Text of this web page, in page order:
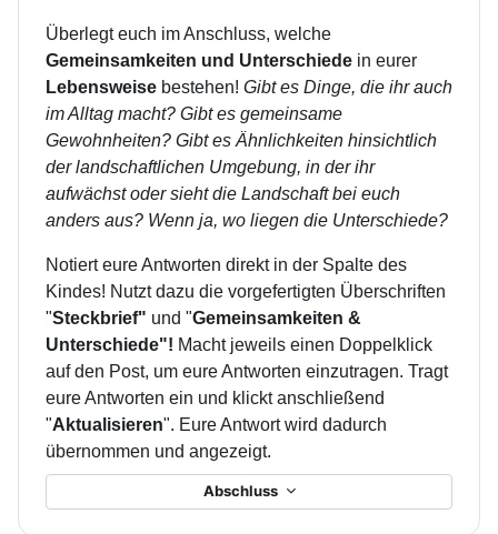
Abschluss
Überlegt euch im Anschluss, welche
Gemeinsamkeiten und Unterschiede in eurer
Lebensweise bestehen! Gibt es Dinge, die ihr auch
im Alltag macht? Gibt es gemeinsame
Gewohnheiten? Gibt es Ähnlichkeiten hinsichtlich
der landschaftlichen Umgebung, in der ihr
aufwächst oder sieht die Landschaft bei euch
anders aus? Wenn ja, wo liegen die Unterschiede?
Notiert eure Antworten direkt in der Spalte des
Kindes! Nutzt dazu die vorgefertigten Überschriften
"Steckbrief" und "Gemeinsamkeiten &
Unterschiede"! Macht jeweils einen Doppelklick
auf den Post, um eure Antworten einzutragen. Tragt
eure Antworten ein und klickt anschließend
"Aktualisieren". Eure Antwort wird dadurch
übernommen und angezeigt.